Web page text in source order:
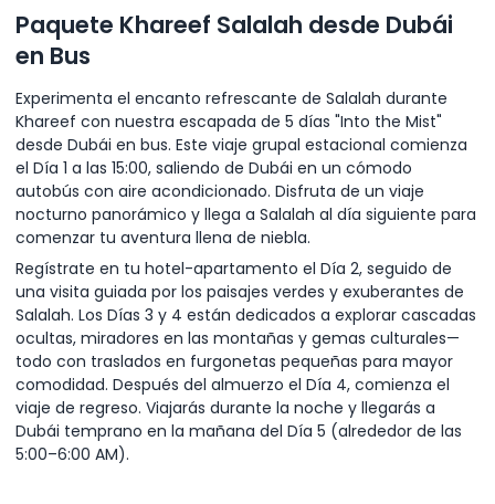
Paquete Khareef Salalah desde Dubái
en Bus
Experimenta el encanto refrescante de Salalah durante
Khareef con nuestra escapada de 5 días "Into the Mist"
desde Dubái en bus. Este viaje grupal estacional comienza
el Día 1 a las 15:00, saliendo de Dubái en un cómodo
autobús con aire acondicionado. Disfruta de un viaje
nocturno panorámico y llega a Salalah al día siguiente para
comenzar tu aventura llena de niebla.
Regístrate en tu hotel-apartamento el Día 2, seguido de
una visita guiada por los paisajes verdes y exuberantes de
Salalah. Los Días 3 y 4 están dedicados a explorar cascadas
ocultas, miradores en las montañas y gemas culturales—
todo con traslados en furgonetas pequeñas para mayor
comodidad. Después del almuerzo el Día 4, comienza el
viaje de regreso. Viajarás durante la noche y llegarás a
Dubái temprano en la mañana del Día 5 (alrededor de las
5:00–6:00 AM).